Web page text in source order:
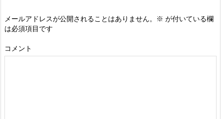
メールアドレスが公開されることはありません。 ※ が付いている欄
は必須項目です
コメント